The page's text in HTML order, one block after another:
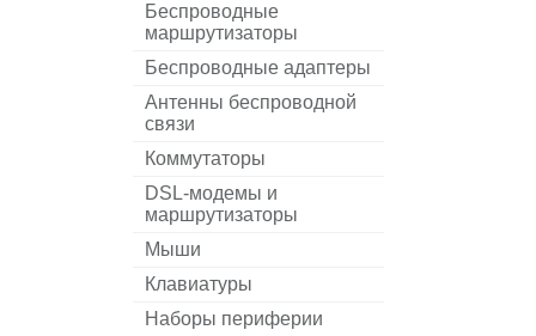
Беспроводные
маршрутизаторы
Беспроводные адаптеры
Антенны беспроводной
связи
Коммутаторы
DSL-модемы и
маршрутизаторы
Мыши
Клавиатуры
Наборы периферии